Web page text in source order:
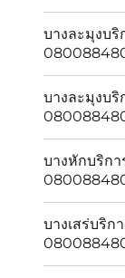
บางละมุงบ
บางละมุงบ
บางหักบริก
บางเสร่บริ